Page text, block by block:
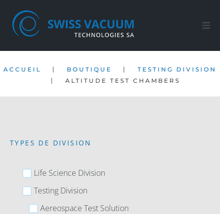
ACCUEIL | BOUTIQUE | TESTING DIVISION
| ALTITUDE TEST CHAMBERS
TYPES DE DIVISION
Life Science Division
Testing Division
Aereospace Test Solution